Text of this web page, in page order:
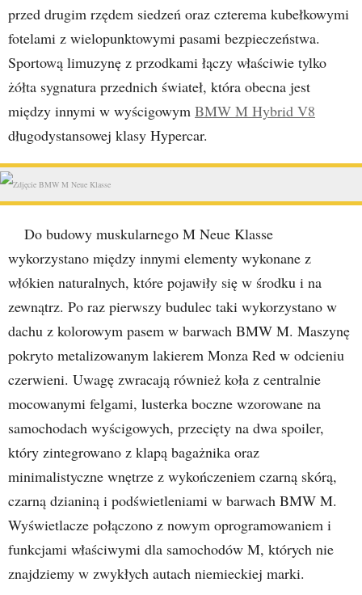
przed drugim rzędem siedzeń oraz czterema kubełkowymi
fotelami z wielopunktowymi pasami bezpieczeństwa.
Sportową limuzynę z przodkami łączy właściwie tylko
żółta sygnatura przednich świateł, która obecna jest
między innymi w wyścigowym BMW M Hybrid V8
długodystansowej klasy Hypercar.
Do budowy muskularnego M Neue Klasse
wykorzystano między innymi elementy wykonane z
włókien naturalnych, które pojawiły się w środku i na
zewnątrz. Po raz pierwszy budulec taki wykorzystano w
dachu z kolorowym pasem w barwach BMW M. Maszynę
pokryto metalizowanym lakierem Monza Red w odcieniu
czerwieni. Uwagę zwracają również koła z centralnie
mocowanymi felgami, lusterka boczne wzorowane na
samochodach wyścigowych, przecięty na dwa spoiler,
który zintegrowano z klapą bagażnika oraz
minimalistyczne wnętrze z wykończeniem czarną skórą,
czarną dzianiną i podświetleniami w barwach BMW M.
Wyświetlacze połączono z nowym oprogramowaniem i
funkcjami właściwymi dla samochodów M, których nie
znajdziemy w zwykłych autach niemieckiej marki.